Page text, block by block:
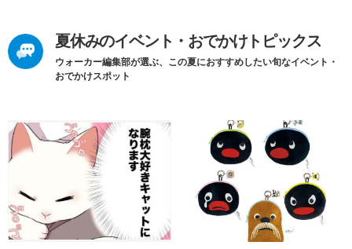
夏休みのイベント・おでかけトピックス
ウォーカー編集部が選ぶ、この夏におすすめしたい旬なイベント・
おでかけスポット